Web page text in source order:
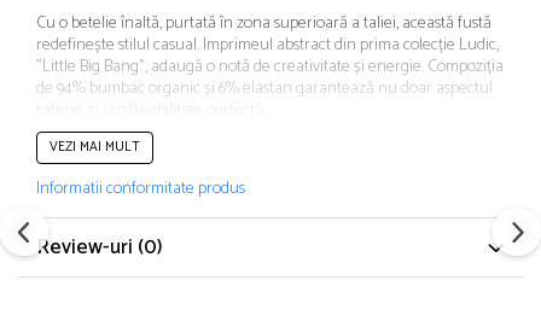
Cu o betelie înaltă, purtată în zona superioară a taliei, această fustă
redefinește stilul casual. Imprimeul abstract din prima colecție Ludic,
"Little Big Bang", adaugă o notă de creativitate și energie. Compoziția
de 94% bumbac organic și 6% elastan garantează nu doar aspectul
Experimentează confortul și moda responsabilă în fiecare mișcare
cu fusta Ludic "Little Big Bang"! #iamludic
VEZI MAI MULT
Informatii conformitate produs
Review-uri (0)